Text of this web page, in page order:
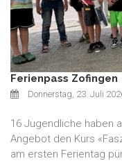
Ferienpass Zofingen
Donnerstag, 23. Juli
16 Jugendliche haben
Angebot den Kurs
am ersten Ferientag